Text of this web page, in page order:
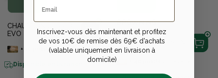
CHAUSSONS TRICO
EVO
+ pointssur la carte
Disponible en livraison
BROWNING
CHAUSSON HUDSON
Inscrivez-vous dès maintenant et profitez
de vos 10€ de remise dès 69€ d'achats
(valable uniquement en livraison à
domicile)